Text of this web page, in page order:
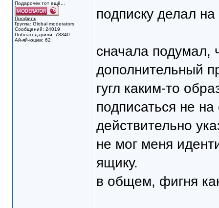
Подарочек тот ещё...
Профиль
Группа: Global moderators
Сообщений: 24019
Поблагодарили: 78340
Ай-яй-юшек: 62
подписку делал
сначала подумал,
дополнительный
гугл каким-то
подписаться не
действительно
не мог меня
ящику.
в общем, фигня